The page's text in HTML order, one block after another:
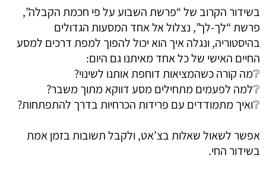
בשידור הקרוב של “פרשת השבוע על פי חכמת הקבלה”,
פרשת “לך-לך”, נצלול אל אחד המסעות הגדולים
בהיסטוריה, ונגלה איך הוא יכול להפוך למפת דרכים למסע
החיים האישי של כל אחד מאיתנו גם היום:
❔מה קורה כשהמציאות דוחפת אותנו לשינוי?
❔למה לפעמים מתחילים מסע דווקא מתוך משבר?
❔ואיך מתמודדים עם פרידות הכרחיות בדרך להתפתחות?
אפשר לשאול שאלות בצ’אט, ולקבל תשובות בזמן אמת
בשידור החי.